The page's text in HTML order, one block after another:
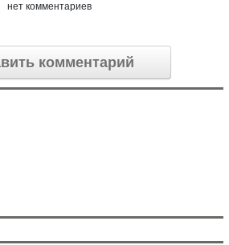
нет комментариев
комментарий